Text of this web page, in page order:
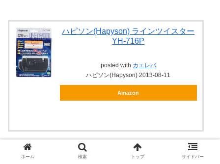
ハピソン(Hapyson) ラインツイスター
YH-716P
posted with カエレバ
ハピソン(Hapyson) 2013-08-11
Amazon
ホーム 検索 トップ サイドバー